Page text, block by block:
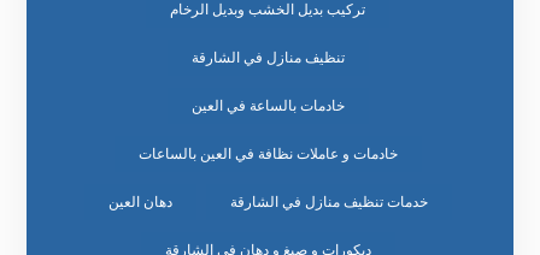
تركيب بديل الخشب وبديل الرخام
تنظيف منازل في الشارقة
خادمات بالساعة في العين
خادمات و عاملات نظافة في العين بالساعات
خدمات تنظيف منازل في الشارقة دهان العين
ديكورات و صبغ و دهان في الشارقة